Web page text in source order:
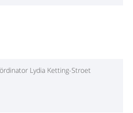
Lydia Ketting-Stroet